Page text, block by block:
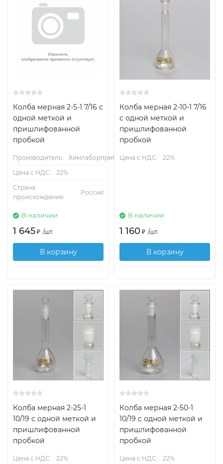
Колба мерная 2-5-1 7/16 с
одной меткой и
пришлифованной
пробкой
Производитель:
Химлаборприбор
Цена с НДС:
22%
Страна
происхождения:
Россия
В наличии
1 645 ₽ /шт.
В корзину
Колба мерная 2-10-1 7/16
с одной меткой и
пришлифованной
пробкой
Цена с НДС: 22%
В наличии
1 160 ₽ /шт.
В корзину
Колба мерная 2-25-1
10/19 с одной меткой и
пришлифованной
пробкой
Цена с НДС: 22%
Колба мерная 2-50-1
10/19 с одной меткой и
пришлифованной
пробкой
Цена с НДС: 22%